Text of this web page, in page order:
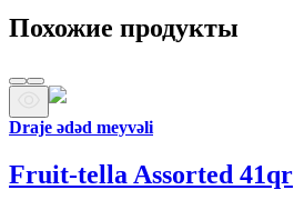
Похожие продукты
Draje ədəd meyvəli
Fruit-tella Assorted 41qr